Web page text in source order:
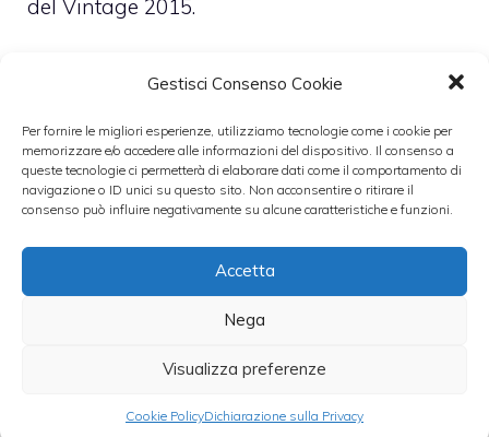
Gestisci Consenso Cookie
Per fornire le migliori esperienze, utilizziamo tecnologie come i cookie per
memorizzare e/o accedere alle informazioni del dispositivo. Il consenso a
queste tecnologie ci permetterà di elaborare dati come il comportamento di
navigazione o ID unici su questo sito. Non acconsentire o ritirare il
consenso può influire negativamente su alcune caratteristiche e funzioni.
Accetta
Nega
Visualizza preferenze
Cookie PolicyDichiarazione sulla Privacy
del Vintage 2015.
Questo champagne si rivela al palato in
ombroso, sboccia poi in una luminosità
sensuale e tattile, ideale per chi cerca
un’emozione continua nel calice. Per chi
invece predilige i grandi rossi italiani,
Allegrini propone la Special Christmas
Edition N.1 del suo Amarone Classico 2020.
contemporanea l’iconico triangolo rosso